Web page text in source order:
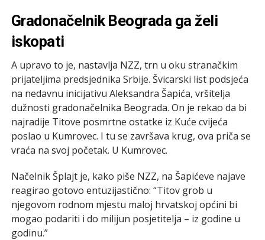
Gradonačelnik Beograda ga želi
iskopati
A upravo to je, nastavlja NZZ, trn u oku stranačkim
prijateljima predsjednika Srbije. Švicarski list podsjeća
na nedavnu inicijativu Aleksandra Šapića, vršitelja
dužnosti gradonačelnika Beograda. On je rekao da bi
najradije Titove posmrtne ostatke iz Kuće cvijeća
poslao u Kumrovec. I tu se završava krug, ova priča se
vraća na svoj početak. U Kumrovec.
Načelnik Šplajt je, kako piše NZZ, na Šapićeve najave
reagirao gotovo entuzijastično: “Titov grob u
njegovom rodnom mjestu maloj hrvatskoj općini bi
mogao podariti i do milijun posjetitelja – iz godine u
godinu.”